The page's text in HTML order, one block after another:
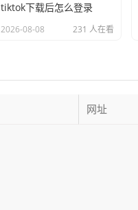
tiktok下载后怎么登录
2026-08-08 231 人在看